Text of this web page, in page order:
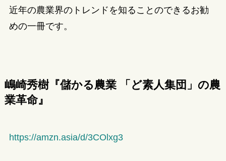
近年の農業界のトレンドを知ることのできるお勧
めの一冊です。
嶋崎秀樹『儲かる農業 「ど素人集団」の農
業革命』
https://amzn.asia/d/3COlxg3